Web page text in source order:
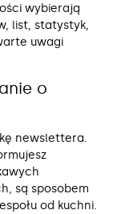
wybierają
list, statystyk,
uwagi
o
newslettera.
są sposobem
od kuchni.